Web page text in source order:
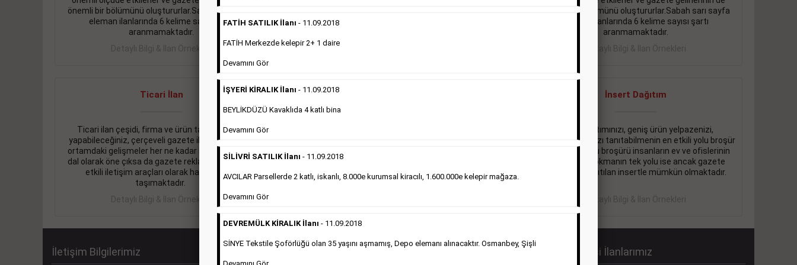
önemli bir bölümünü oluştururlar.Sabah sarı sayfa
eleman ilanlarında 6 kelime sayısı şartı
aranmamaktadır.
Detaylı Bilgi & İlan Örnekleri
eleman ilanlarında 6 kelime sayısı şartı
önemli bir bölümünü oluştururlar.Sabah sarı sayfa
eleman ilanlarında 6 kelime sayısı şartı
aranmamaktadır.
Detaylı Bilgi & İlan Örnekleri
Ticari İlan
Ticari ilan çeşidi, firma ve ürün tanıtımlarınızı
yapabileceğiniz, çerçeveli gazete ilanlarıdır. Dijital
ortamdaki gelişmeler her ne kadar ihtiyacın arttığı
dal olarak öne çıksa da gazete reklamları halen en
etkili iletişim araçları olarak hayati önem
taşımaktadır.
Detaylı Bilgi & İlan Örnekleri
ilanlara göre daha ekonomiktir.
İnsert Dağıtım
Firma tanıtımınızı, geniş ürün yelpazenizi,
promosyonlarınızı tanıtabilmenin en etkili yolu broşür
dağıtmaktır. Bu broşürü insanların ev ve ofislerinin
içine kadar sokmanın tek yolu ise ancak gazete
içerisinde dağıtılan insertle mümkün olmaktadır.
Detaylı Bilgi & İlan Örnekleri
İletişim Bilgilerimiz Kampanyalarımız Sabah Gazetesi İlanlarımız
FATİH SATILIK İlanı - 11.09.2018
FATİH Merkezde kelepir 2+ 1 daire
Devamını Gör
İŞYERİ KİRALIK İlanı - 11.09.2018
BEYLİKDÜZÜ Kavaklıda 4 katlı bina
Devamını Gör
SİLİVRİ SATILIK İlanı - 11.09.2018
AVCILAR Parsellerde 2 katlı, iskanlı, 8.000e kurumsal kiracılı, 1.600.000e kelepir mağaza.
Devamını Gör
DEVREMÜLK KİRALIK İlanı - 11.09.2018
SİNYE Tekstile Şoförlüğü olan 35 yaşını aşmamış, Depo elemanı alınacaktır. Osmanbey, Şişli